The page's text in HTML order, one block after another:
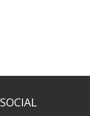
SOCIAL